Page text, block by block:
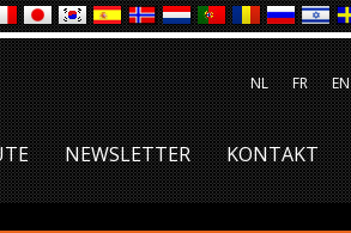
NL FR EN
NEWSLETTER KONTAKT